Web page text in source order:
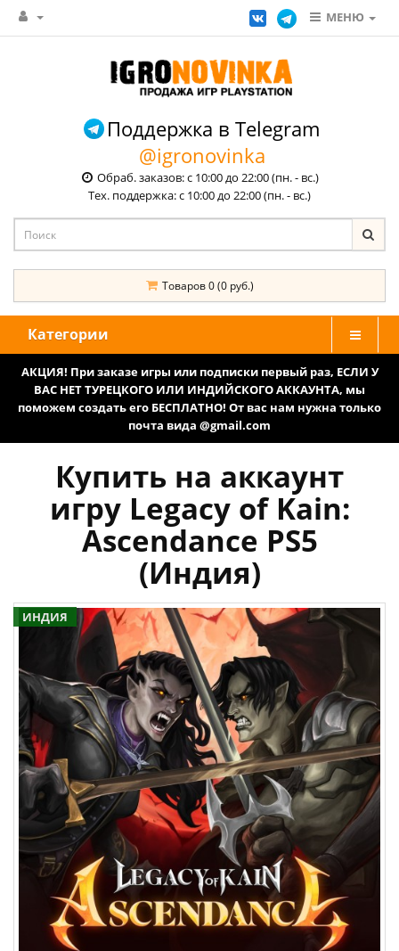
МЕНЮ
Поддержка в Telegram
@igronovinka
Обраб. заказов: с 10:00 до 22:00 (пн. - вс.)
Тех. поддержка: с 10:00 до 22:00 (пн. - вс.)
Товаров 0 (0 руб.)
Категории
АКЦИЯ! При заказе игры или подписки первый раз, ЕСЛИ У
ВАС НЕТ ТУРЕЦКОГО ИЛИ ИНДИЙСКОГО АККАУНТА, мы
поможем создать его БЕСПЛАТНО! От вас нам нужна только
почта вида @gmail.com
Купить на аккаунт
игру Legacy of Kain:
Ascendance PS5
(Индия)
ИНДИЯ